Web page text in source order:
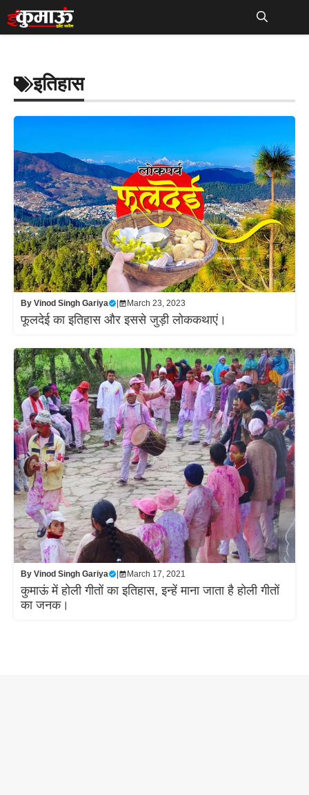
Skip
to
इतिहास
By Vinod Singh Gariya | March 23, 2023
फूलदेई का इतिहास और इससे जुड़ी लोककथाएं।
By Vinod Singh Gariya March 17, 2021
कुमाऊं में होली गीतों का इतिहास, इन्हें माना जाता है होली गीतों
का जनक।